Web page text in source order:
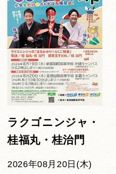
ラクゴニンジャ・
桂福丸・桂治門
2026年08月20日(木)